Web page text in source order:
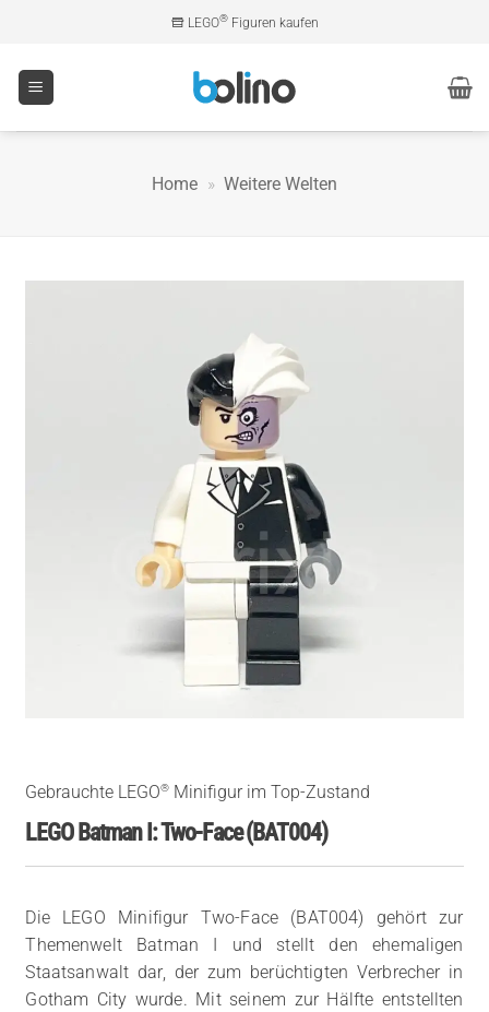
springen
LEGO®Figuren kaufen
Home » Weitere Welten
Gebrauchte LEGO® Minifigur im Top-Zustand
LEGO Batman I: Two-Face (BAT004)
Die LEGO Minifigur Two-Face (BAT004) gehört zur
Themenwelt Batman I und stellt den ehemaligen
Staatsanwalt dar, der zum berüchtigten Verbrecher in
Gotham City wurde. Mit seinem zur Hälfte entstellten